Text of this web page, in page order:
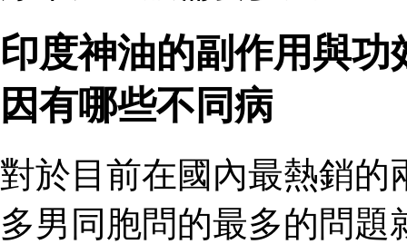
印度神油的副作用與
因有哪些不同病
對於目前在國內最熱銷的
多男同胞問的最多的問